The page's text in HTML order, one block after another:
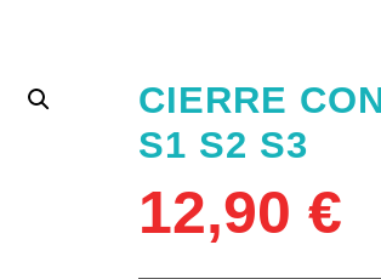
CIERRE
S1 S2 S3
12,90 €